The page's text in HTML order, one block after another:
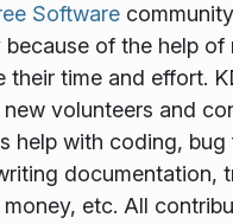
Software
of the help of
their time and effort.
volunteers and
help with coding, bug
documentation,
etc. All